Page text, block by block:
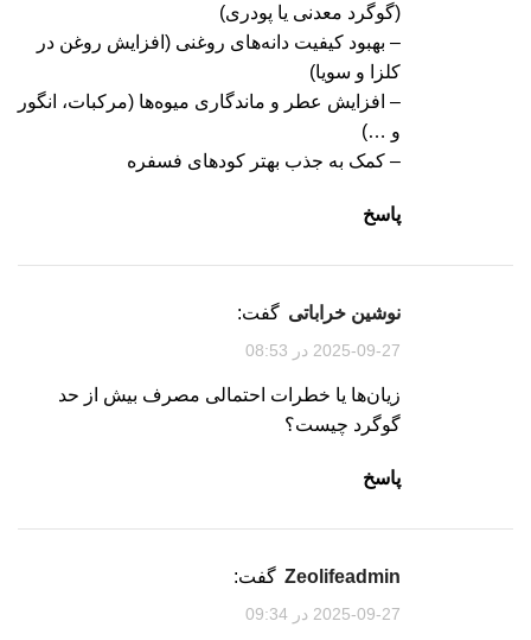
(گوگرد معدنی یا پودری)
– بهبود کیفیت دانه‌های روغنی (افزایش روغن در
کلزا و سویا)
– افزایش عطر و ماندگاری میوه‌ها (مرکبات، انگور
و …)
– کمک به جذب بهتر کودهای فسفره
پاسخ
نوشین خراباتی گفت:
2025-09-27 در 08:53
زیان‌ها یا خطرات احتمالی مصرف بیش از حد
گوگرد چیست؟
پاسخ
zeolifeadmin گفت:
2025-09-27 در 09:34